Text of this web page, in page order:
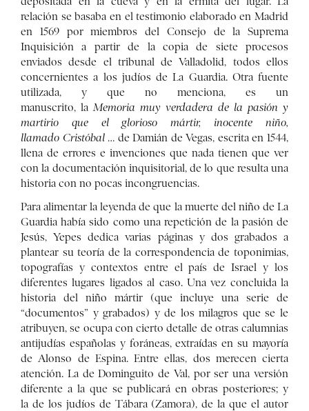
relación se basaba en el testimonio elaborado en Madrid
en 1569 por miembros del Consejo de la Suprema
Inquisición a partir de la copia de siete procesos
enviados desde el tribunal de Valladolid, todos ellos
concernientes a los judíos de La Guardia. Otra fuente
utilizada, y que no menciona, es un
manuscrito, la Memoria muy verdadera de la pasión y
martirio que el glorioso mártir, inocente niño,
llamado Cristóbal … de Damián de Vegas, escrita en 1544,
llena de errores e invenciones que nada tienen que ver
con la documentación inquisitorial, de lo que resulta una
historia con no pocas incongruencias.
Para alimentar la leyenda de que la muerte del niño de La
Guardia había sido como una repetición de la pasión de
Jesús, Yepes dedica varias páginas y dos grabados a
plantear su teoría de la correspondencia de toponimias,
topografías y contextos entre el país de Israel y los
diferentes lugares ligados al caso. Una vez concluida la
historia del niño mártir (que incluye una serie de
“documentos” y grabados) y de los milagros que se le
atribuyen, se ocupa con cierto detalle de otras calumnias
antijudías españolas y foráneas, extraídas en su mayoría
de Alonso de Espina. Entre ellas, dos merecen cierta
atención. La de Dominguito de Val, por ser una versión
diferente a la que se publicará en obras posteriores; y
la de los judíos de Tábara (Zamora), de la que el autor